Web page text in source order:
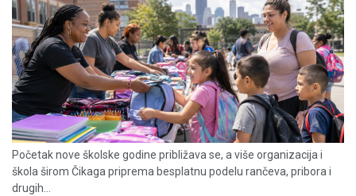
Početak nove školske godine približava se, a više organizacija i
škola širom Čikaga priprema besplatnu podelu rančeva, pribora i
drugih...